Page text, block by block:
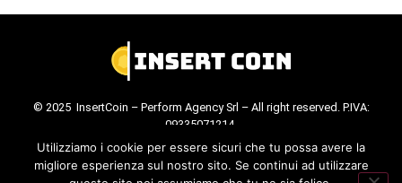
© 2025 InsertCoin – Perform Agency Srl – All right reserved. P.IVA:
09335071214.
Cookie Policy . Privacy Policy.
Utilizziamo i cookie per essere sicuri che tu possa avere la
migliore esperienza sul nostro sito. Se continui ad utilizzare